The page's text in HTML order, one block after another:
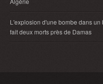
L'explosion d'une bombe dans un
fait deux morts près de Damas